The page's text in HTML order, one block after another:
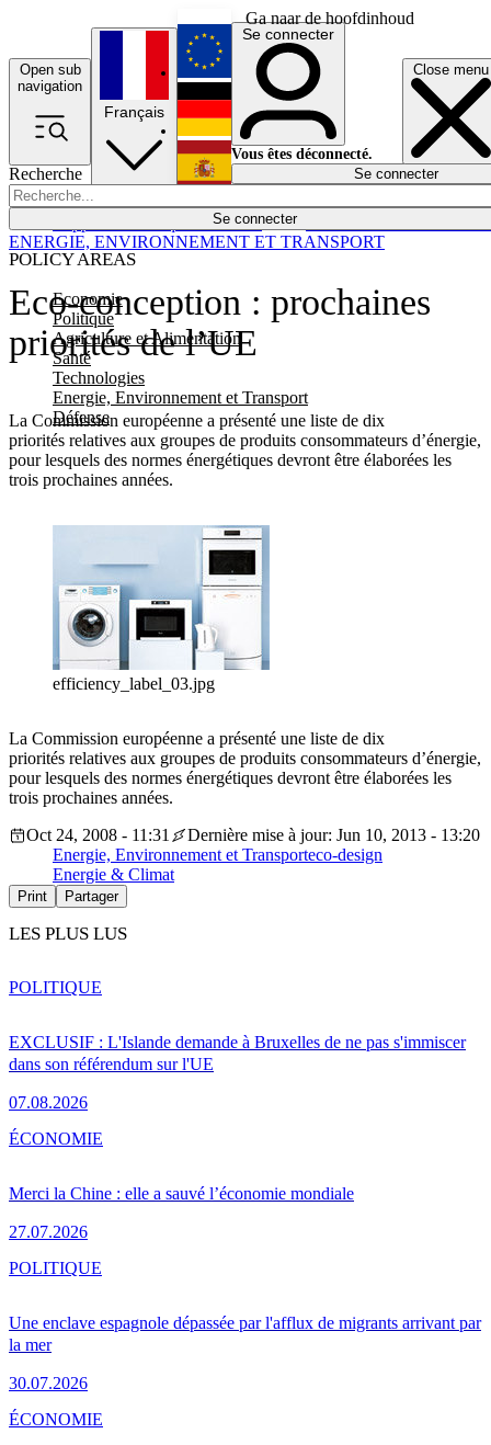
Ga naar de hoofdinhoud
Open sub
navigation
Close menu
Recherche
Se connecter
POLICY AREAS
Economie
Politique
Agriculture et Alimentation
Santé
Technologies
Energie, Environnement et Transport
Défense
Économie
Français
English
Deutsch
Español
Se connecter
Vous êtes déconnecté.
Se connecter
Eco-conception : prochaines
priorités de l’UE
La Commission européenne a présenté une liste de dix
priorités relatives aux groupes de produits consommateurs d’énergie,
pour lesquels des normes énergétiques devront être élaborées les
trois prochaines années.
ENERGIE, ENVIRONNEMENT ET TRANSPORT
efficiency_label_03.jpg
La Commission européenne a présenté une liste de dix
priorités relatives aux groupes de produits consommateurs d’énergie,
pour lesquels des normes énergétiques devront être élaborées les
trois prochaines années.
Oct 24, 2008 - 11:31
Dernière mise à jour: Jun 10, 2013 - 13:20
Energie, Environnement et Transporteco-design
Energie & Climat
Print Partager
LES PLUS LUS
EXCLUSIF : L'Islande demande à Bruxelles de ne pas s'immiscer
dans son référendum sur l'UE
07.08.2026
POLITIQUE
Merci la Chine : elle a sauvé l’économie mondiale
27.07.2026
ÉCONOMIE
Une enclave espagnole dépassée par l'afflux de migrants arrivant par
la mer
30.07.2026
POLITIQUE
ÉCONOMIE